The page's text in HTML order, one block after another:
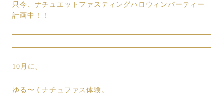
只今、ナチュエットファスティングハロウィンパーティー
計画中！！
10月に、
ゆる〜くナチュファス体験。